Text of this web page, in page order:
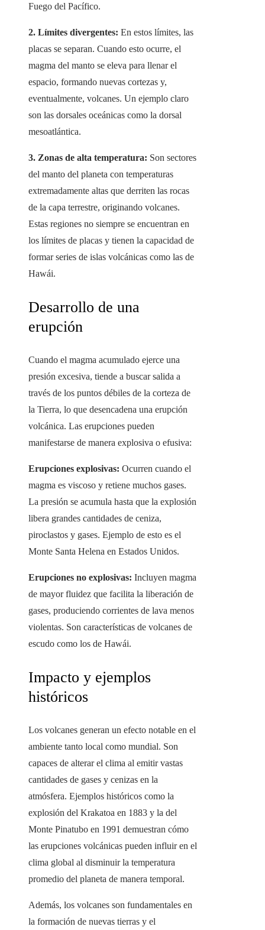
Fuego del Pacífico.
2. Límites divergentes: En estos límites, las
placas se separan. Cuando esto ocurre, el
magma del manto se eleva para llenar el
espacio, formando nuevas cortezas y,
eventualmente, volcanes. Un ejemplo claro
son las dorsales oceánicas como la dorsal
mesoatlántica.
3. Zonas de alta temperatura: Son sectores
del manto del planeta con temperaturas
extremadamente altas que derriten las rocas
de la capa terrestre, originando volcanes.
Estas regiones no siempre se encuentran en
los límites de placas y tienen la capacidad de
formar series de islas volcánicas como las de
Hawái.
Desarrollo de una
erupción
Cuando el magma acumulado ejerce una
presión excesiva, tiende a buscar salida a
través de los puntos débiles de la corteza de
la Tierra, lo que desencadena una erupción
volcánica. Las erupciones pueden
manifestarse de manera explosiva o efusiva:
Erupciones explosivas: Ocurren cuando el
magma es viscoso y retiene muchos gases.
La presión se acumula hasta que la explosión
libera grandes cantidades de ceniza,
piroclastos y gases. Ejemplo de esto es el
Monte Santa Helena en Estados Unidos.
Erupciones no explosivas: Incluyen magma
de mayor fluidez que facilita la liberación de
gases, produciendo corrientes de lava menos
violentas. Son características de volcanes de
escudo como los de Hawái.
Impacto y ejemplos
históricos
Los volcanes generan un efecto notable en el
ambiente tanto local como mundial. Son
capaces de alterar el clima al emitir vastas
cantidades de gases y cenizas en la
atmósfera. Ejemplos históricos como la
explosión del Krakatoa en 1883 y la del
Monte Pinatubo en 1991 demuestran cómo
las erupciones volcánicas pueden influir en el
clima global al disminuir la temperatura
promedio del planeta de manera temporal.
Además, los volcanes son fundamentales en
la formación de nuevas tierras y el